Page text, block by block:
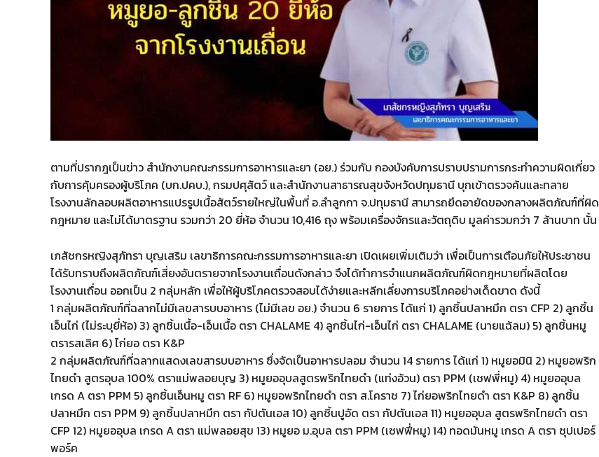
ตามที่ปรากฎเป็นข่าว สำนักงานคณะกรรมการอาหารและยา (อย.) ร่วมกับ กองบังคับการปราบปรามการกระทำความผิดเกี่ยว
กับการคุ้มครองผู้บริโภค (บก.ปคบ.), กรมปศุสัตว์ และสำนักงานสาธารณสุขจังหวัดปทุมธานี บุกเข้าตรวจค้นและทลาย
โรงงานลักลอบผลิตอาหารแปรรูปเนื้อสัตว์รายใหญ่ในพื้นที่ อ.ลำลูกกา จ.ปทุมธานี สามารถยึดอายัดของกลางผลิตภัณฑ์ที่ผิด
กฎหมาย และไม่ได้มาตรฐาน รวมกว่า 20 ยี่ห้อ จำนวน 10,416 ถุง พร้อมเครื่องจักรและวัตถุดิบ มูลค่ารวมกว่า 7 ล้านบาท นั้น
เภสัชกรหญิงสุภัทรา บุญเสริม เลขาธิการคณะกรรมการอาหารและยา เปิดเผยเพิ่มเติมว่า เพื่อเป็นการเตือนภัยให้ประชาชน
ได้รับทราบถึงผลิตภัณฑ์เสี่ยงอันตรายจากโรงงานเถื่อนดังกล่าว จึงได้ทำการจำแนกผลิตภัณฑ์ผิดกฎหมายที่ผลิตโดย
โรงงานเถื่อน ออกเป็น 2 กลุ่มหลัก เพื่อให้ผู้บริโภคตรวจสอบได้ง่ายและหลีกเลี่ยงการบริโภคอย่างเด็ดขาด ดังนี้
1 กลุ่มผลิตภัณฑ์ที่ฉลากไม่มีเลขสารบบอาหาร (ไม่มีเลข อย.) จำนวน 6 รายการ ได้แก่ 1) ลูกชิ้นปลาหมึก ตรา CFP 2) ลูกชิ้น
เอ็นไก่ (ไม่ระบุยี่ห้อ) 3) ลูกชิ้นเนื้อ-เอ็นเนื้อ ตรา CHALAME 4) ลูกชิ้นไก่-เอ็นไก่ ตรา CHALAME (นายแฉ้ลม) 5) ลูกชิ้นหมู
ตรารสเลิศ 6) ไก่ยอ ตรา K&P
2 กลุ่มผลิตภัณฑ์ที่ฉลากแสดงเลขสารบบอาหาร ซึ่งจัดเป็นอาหารปลอม จำนวน 14 รายการ ได้แก่ 1) หมูยอมินิ 2) หมูยอพริก
ไทยดำ สูตรอุบล 100% ตราแม่พลอยบุญ 3) หมูยออุบลสูตรพริกไทยดำ (แท่งอ้วน) ตรา PPM (เชฟพี่หมู) 4) หมูยออุบล
เกรด A ตรา PPM 5) ลูกชิ้นเอ็นหมู ตรา RF 6) หมูยอพริกไทยดำ ตรา ส.โคราช 7) ไก่ยอพริกไทยดำ ตรา K&P 8) ลูกชิ้น
ปลาหมึก ตรา PPM 9) ลูกชิ้นปลาหมึก ตรา กัปตันเอส 10) ลูกชิ้นปูอัด ตรา กัปตันเอส 11) หมูยออุบล สูตรพริกไทยดำ ตรา
CFP 12) หมูยออุบล เกรด A ตรา แม่พลอยสุข 13) หมูยอ ม.อุบล ตรา PPM (เซฟฟี่หมู) 14) ทอดมันหมู เกรด A ตรา ซุปเปอร์
พอร์ค